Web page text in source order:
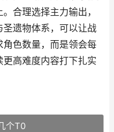
合理选择主力输出，
遗物体系，可以让战
色数量，而是领会每
高难度内容打下扎实
个T0